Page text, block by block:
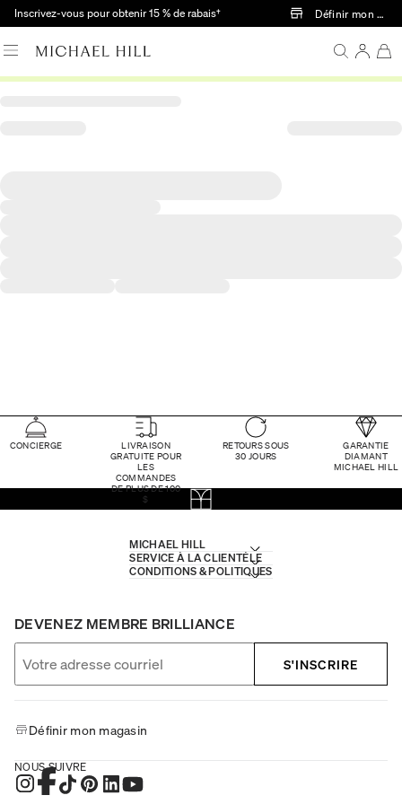
Passer au contenu principal
Inscrivez-vous pour obtenir 15 % de rabais† Définir mon
CONCIERGE
LIVRAISON
GRATUITE POUR
LES
COMMANDES
DE PLUS DE 100
$
RETOURS SOUS
30 JOURS
GARANTIE
DIAMANT
MICHAEL HILL
MICHAEL HILL
SERVICE À LA CLIENTÈLE
CONDITIONS & POLITIQUES
DEVENEZ MEMBRE BRILLIANCE
S'INSCRIRE
Définir mon magasin
NOUS SUIVRE